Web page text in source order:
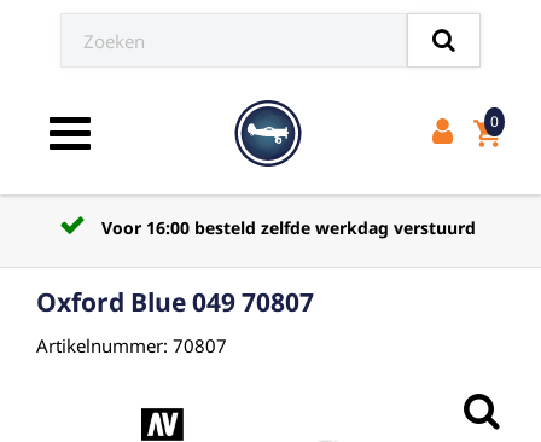
Toggle navigation shopping_cart
0
Voor 16:00 besteld zelfde werkdag verstuurd
Oxford Blue 049 70807
Artikelnummer: 70807